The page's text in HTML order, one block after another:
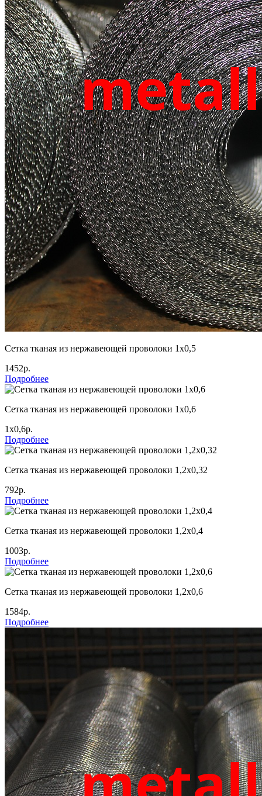
Сетка тканая из нержавеющей проволоки 1х0,5
1452р.
Подробнее
Сетка тканая из нержавеющей проволоки 1х0,6
1х0,6р.
Подробнее
Сетка тканая из нержавеющей проволоки 1,2х0,32
792р.
Подробнее
Сетка тканая из нержавеющей проволоки 1,2х0,4
1003р.
Подробнее
Сетка тканая из нержавеющей проволоки 1,2х0,6
1584р.
Подробнее